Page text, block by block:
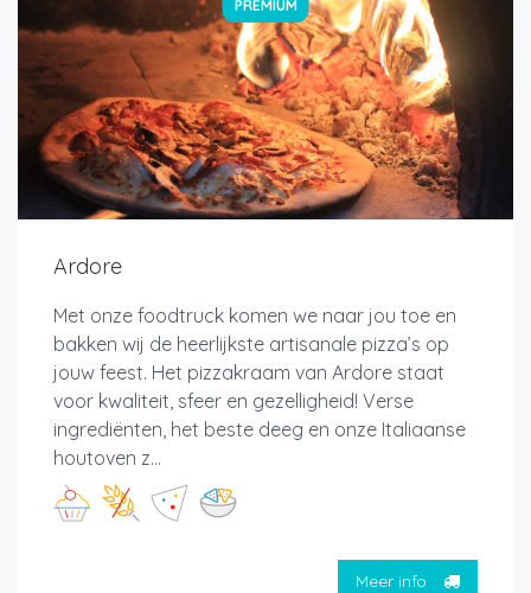
PREMIUM
Ardore
Met onze foodtruck komen we naar jou toe en
bakken wij de heerlijkste artisanale pizza’s op
jouw feest. Het pizzakraam van Ardore staat
voor kwaliteit, sfeer en gezelligheid! Verse
ingrediënten, het beste deeg en onze Italiaanse
houtoven z...
Meer info